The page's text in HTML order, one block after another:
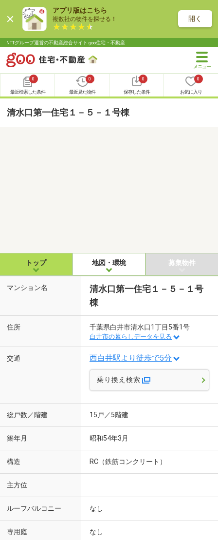
アプリ版はこちら
複数社の物件を探せる！ 開く
NTTグループ運営の不動産総合サイト goo住宅・不動産
0
最近検索した条件
0
最近見た物件
0
保存した条件
0
お気に入り
清水口第一住宅１－５－１号棟
トップ 地図・環境 募集物件
マンション名
清水口第一住宅１－５－１号
棟
住所 千葉県白井市清水口1丁目5番1号
白井市の暮らしデータを見る
交通 西白井駅より徒歩で5分
乗り換え検索
総戸数／階建 15戸／5階建
築年月 昭和54年3月
構造 RC（鉄筋コンクリート）
主方位
ルーフバルコニー なし
専用庭 なし